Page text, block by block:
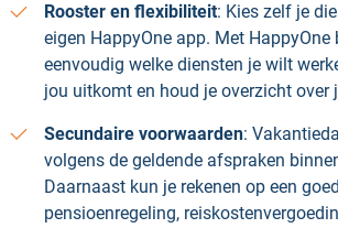
Rooster en flexibiliteit: Kies zelf je
eigen HappyOne app. Met HappyOne
eenvoudig welke diensten je wilt
jou uitkomt en houd je overzicht over
Secundaire voorwaarden:
volgens de geldende afspraken
Daarnaast kun je rekenen op een
pensioenregeling,